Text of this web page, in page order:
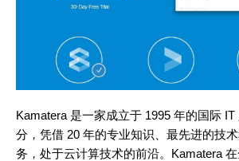
Kamatera 是一家成立于 1995 年的国际
分，凭借 20 年的专业知识、最先进的技
务，处于云计算技术的前沿。Kamatera